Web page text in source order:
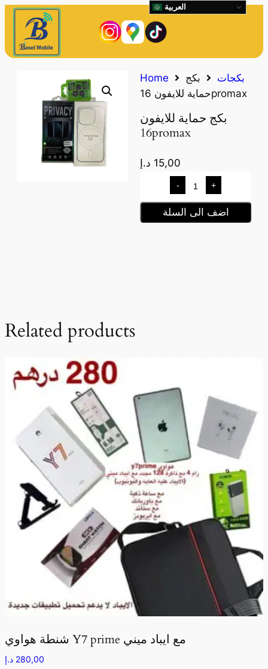
Home بكجات
بكج
حماية للايفون 16promax
بكج حماية للايفون
16promax
15,00 د.إ
- +
اضف الى السلة
Related products
شنطة هواوي Y7 prime مع ايباد ميني
280,00 د.إ
العربية